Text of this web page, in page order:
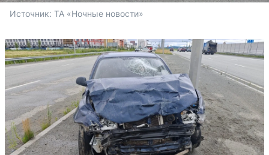
Источник: ТА «Ночные новости»